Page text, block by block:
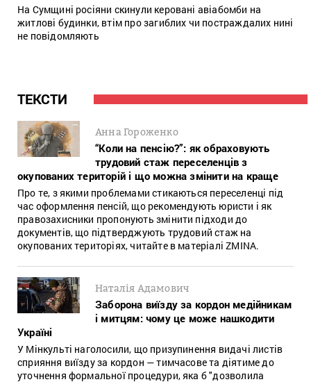
На Сумщині росіяни скинули керовані авіабомби на
житлові будинки, втім про загиблих чи постраждалих нині
не повідомляють
ТЕКСТИ
Анна Гороженко
“Коли на пенсію?”: як обраховують
трудовий стаж переселенців з
окупованих територій і що можна змінити на краще
Про те, з якими проблемами стикаються переселенці під
час оформлення пенсій, що рекомендують юристи і як
правозахисники пропонують змінити підходи до
документів, що підтверджують трудовий стаж на
окупованих територіях, читайте в матеріалі ZMINA.
Наталія Адамович
Заборона виїзду за кордон медійникам
і митцям: чому це може нашкодити
Україні
У Мінкульті наголосили, що призупинення видачі листів
сприяння виїзду за кордон — тимчасове та діятиме до
уточнення формальної процедури, яка б "дозволила